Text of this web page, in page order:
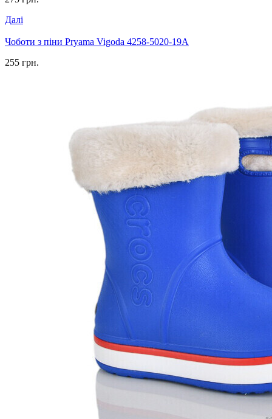
Далі
Чоботи з піни Pryama Vigoda 4258-5020-19A
255 грн.